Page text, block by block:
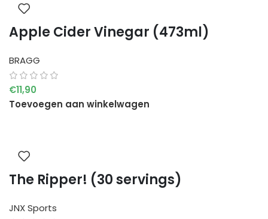
Apple Cider Vinegar (473ml)
BRAGG
€11,90
Toevoegen aan winkelwagen
The Ripper! (30 servings)
JNX Sports